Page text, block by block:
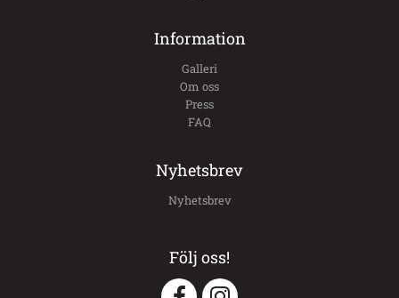
Information
Galleri
Om oss
Press
FAQ
Nyhetsbrev
Nyhetsbrev
Följ oss!